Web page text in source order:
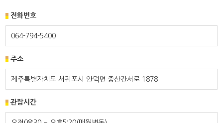
전화번호
064-794-5400
주소
제주특별자치도 서귀포시 안덕면 중산간서로 1878
관람시간